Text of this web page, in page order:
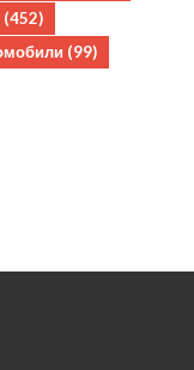
(452)
(99)